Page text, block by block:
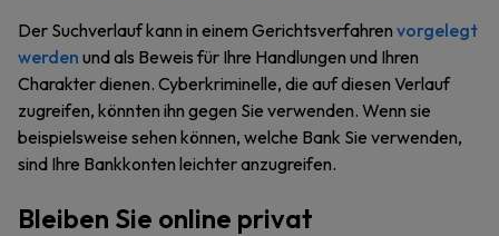
Der Suchverlauf kann in einem Gerichtsverfahren vorgelegt
werden und als Beweis für Ihre Handlungen und Ihren
Charakter dienen. Cyberkriminelle, die auf diesen Verlauf
zugreifen, könnten ihn gegen Sie verwenden. Wenn sie
beispielsweise sehen können, welche Bank Sie verwenden,
sind Ihre Bankkonten leichter anzugreifen.
Bleiben Sie online privat